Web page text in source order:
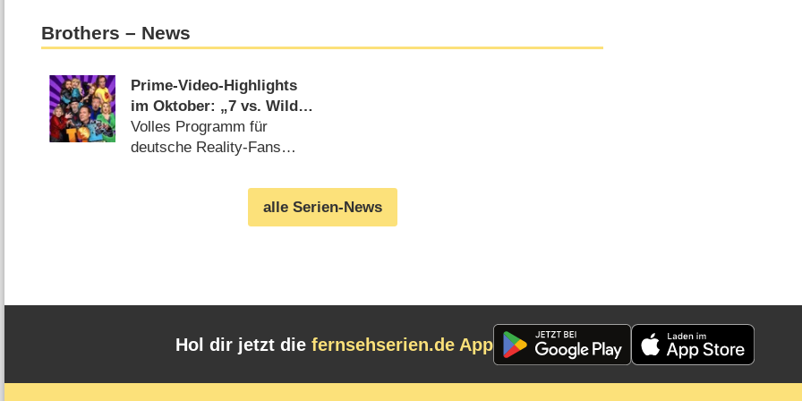
Brothers – News
Prime-Video-Highlights
im Oktober: „7 vs. Wild“,
„LOL Halloween“, „Licht
aus“, „Citadel: Diana“
Volles Programm für
deutsche Reality-Fans
alle Serien-News
Hol dir jetzt die fernsehserien.de App